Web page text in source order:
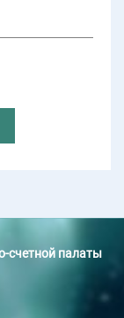
счетной палаты